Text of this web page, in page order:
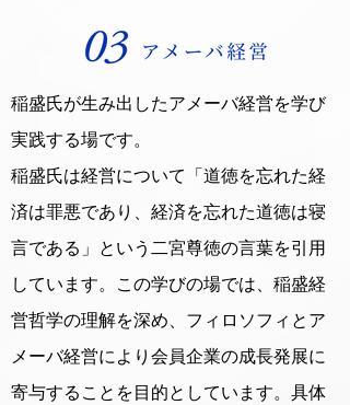
稲盛氏が生み出したアメーバ経営を学び
実践する場です。
稲盛氏は経営について「道徳を忘れた経
済は罪悪であり、経済を忘れた道徳は寝
言である」という二宮尊徳の言葉を引用
しています。この学びの場では、稲盛経
営哲学の理解を深め、フィロソフィとア
メーバ経営により会員企業の成長発展に
寄与することを目的としています。具体